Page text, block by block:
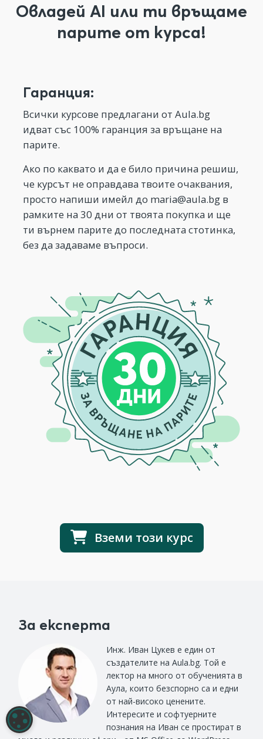
Овладей AI или ти връщаме
парите от курса!
Гаранция:
Всички курсове предлагани от Aula.bg
идват със 100% гаранция за връщане на
парите.
Ако по каквато и да е било причина решиш,
че курсът не оправдава твоите очаквания,
просто напиши имейл до maria@aula.bg в
рамките на 30 дни от твоята покупка и ще
ти върнем парите до последната стотинка,
без да задаваме въпроси.
Вземи този курс
За експерта
Инж. Иван Цукев е един от
създателите на Aula.bg. Той е
лектор на много от обученията в
Аула, които безспорно са и едни
от най-високо ценените.
Интересите и софтуерните
познания на Иван се простират в
НАСТРОЙКИ НА БИСКВИТКИТЕ